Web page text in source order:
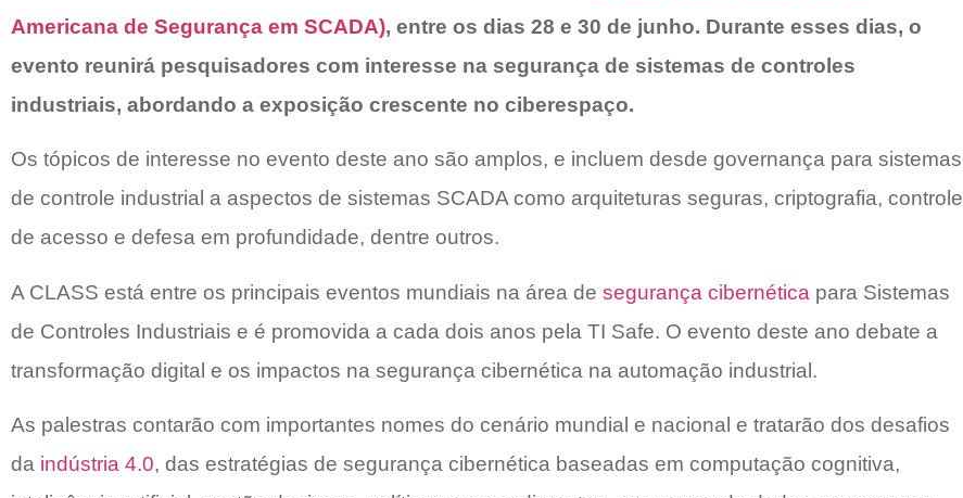
Americana de Segurança em SCADA), entre os dias 28 e 30 de junho. Durante esses dias, o
evento reunirá pesquisadores com interesse na segurança de sistemas de controles
industriais, abordando a exposição crescente no ciberespaço.
Os tópicos de interesse no evento deste ano são amplos, e incluem desde governança para sistemas
de controle industrial a aspectos de sistemas SCADA como arquiteturas seguras, criptografia, controle
de acesso e defesa em profundidade, dentre outros.
A CLASS está entre os principais eventos mundiais na área de segurança cibernética para Sistemas
de Controles Industriais e é promovida a cada dois anos pela TI Safe. O evento deste ano debate a
transformação digital e os impactos na segurança cibernética na automação industrial.
As palestras contarão com importantes nomes do cenário mundial e nacional e tratarão dos desafios
da indústria 4.0, das estratégias de segurança cibernética baseadas em computação cognitiva,